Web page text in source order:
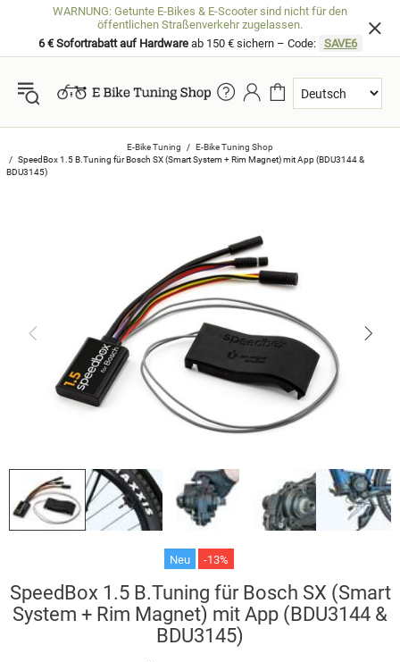
WARNUNG: Getunte E-Bikes & E-Scooter sind nicht für den
öffentlichen Straßenverkehr zugelassen.
6 € Sofortrabatt auf Hardwareab 150 € sichern – Code: SAVE6
E-Bike Tuning
E-Bike Tuning Shop
SpeedBox 1.5 B.Tuning für Bosch SX (Smart System + Rim Magnet) mit App (BDU3144 &
BDU3145)
Neu -13%
SpeedBox 1.5 B.Tuning für Bosch SX (Smart
System + Rim Magnet) mit App (BDU3144 &
BDU3145)